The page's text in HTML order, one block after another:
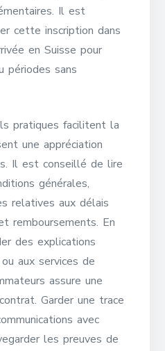
Il est
cette inscription dans
en Suisse pour
périodes sans
pratiques facilitent la
une appréciation
Il est conseillé de lire
générales,
relatives aux délais
remboursements. En
des explications
aux services de
assure une
Garder une trace
avec
les preuves de